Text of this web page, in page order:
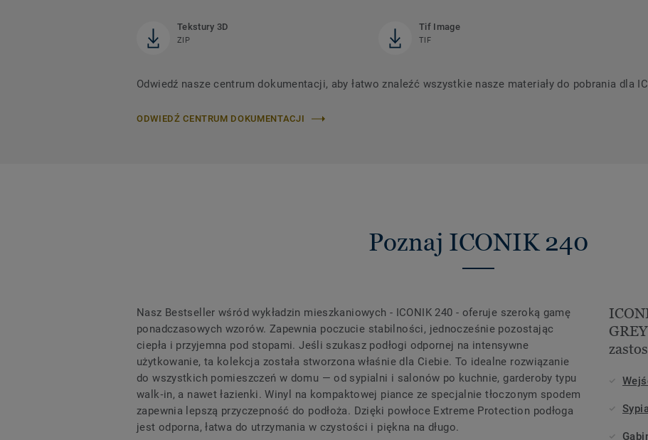
Tekstury 3D
ZIP
Tif Image
TIF
Odwiedź nasze centrum dokumentacji, aby łatwo znaleźć wszystkie nasze materiały do ​​pobrania dla
ODWIEDŹ CENTRUM DOKUMENTACJI
Poznaj ICONIK 240
Nasz Bestseller wśród wykładzin mieszkaniowych - ICONIK 240 - oferuje szeroką gamę
ponadczasowych wzorów. Zapewnia poczucie stabilności, jednocześnie pozostając
ciepła i przyjemna pod stopami. Jeśli szukasz podłogi odpornej na intensywne
użytkowanie, ta kolekcja została stworzona właśnie dla Ciebie. To idealne rozwiązanie
do wszystkich pomieszczeń w domu — od sypialni i salonów po kuchnie, garderoby typu
walk‑in, a nawet łazienki. Winyl na kompaktowej piance ze specjalnie tłoczonym spodem
zapewnia lepszą przyczepność do podłoża. Dzięki powłoce Extreme Protection podłoga
jest odporna, łatwa do utrzymania w czystości i piękna na długo.